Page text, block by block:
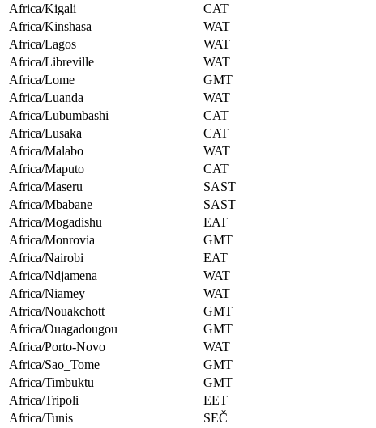
Africa/Kigali
CAT
Africa/Kinshasa
WAT
Africa/Lagos
WAT
Africa/Libreville
WAT
Africa/Lome
GMT
Africa/Luanda
WAT
Africa/Lubumbashi
CAT
Africa/Lusaka
CAT
Africa/Malabo
WAT
Africa/Maputo
CAT
Africa/Maseru
SAST
Africa/Mbabane
SAST
Africa/Mogadishu
EAT
Africa/Monrovia
GMT
Africa/Nairobi
EAT
Africa/Ndjamena
WAT
Africa/Niamey
WAT
Africa/Nouakchott
GMT
Africa/Ouagadougou
GMT
Africa/Porto-Novo
WAT
Africa/Sao_Tome
GMT
Africa/Timbuktu
GMT
Africa/Tripoli
EET
Africa/Tunis
SEČ